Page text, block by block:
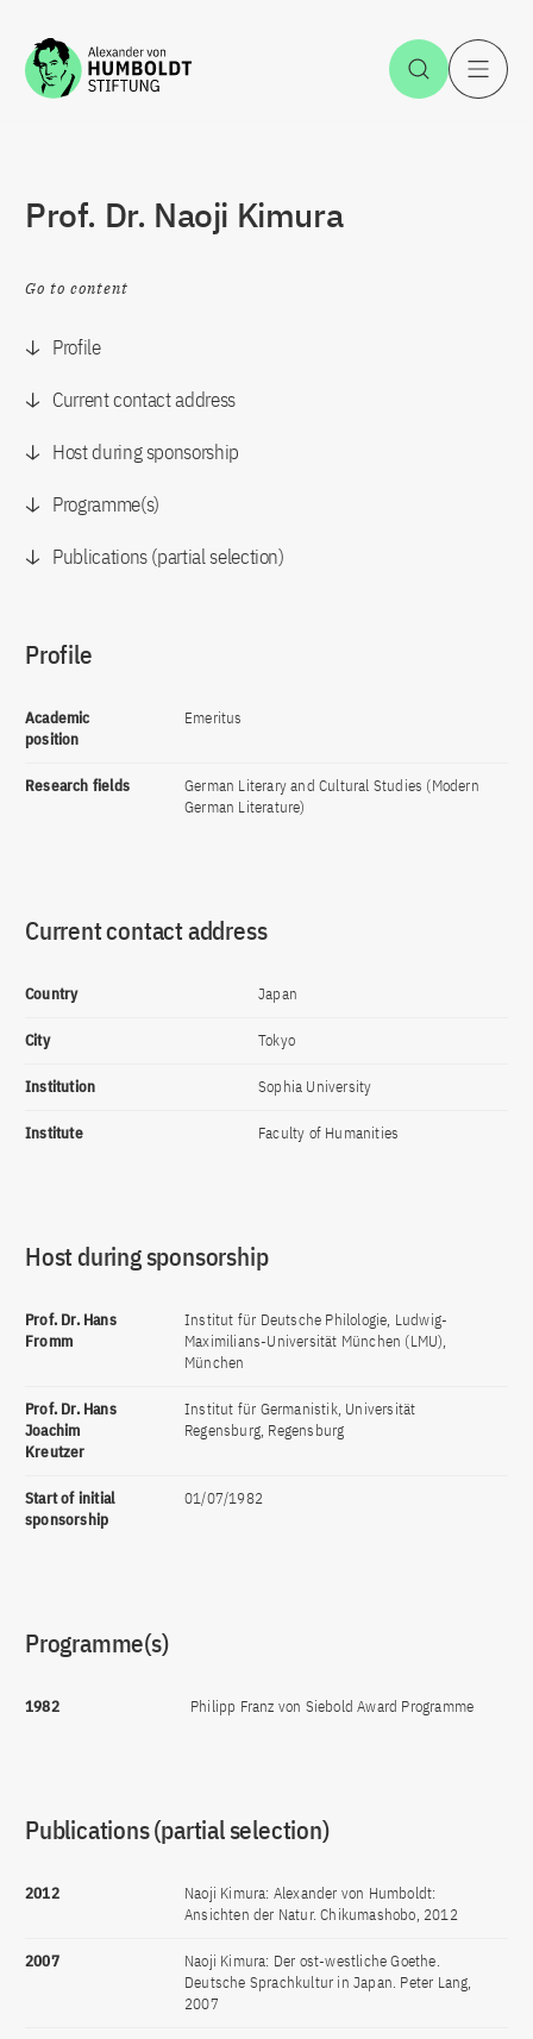
Jump to the content Open
Prof. Dr. Naoji Kimura
Go to content
Profile
Current contact address
Host during sponsorship
Programme(s)
Publications (partial selection)
Profile
Academic
position
Emeritus
Research fields
German Literary and Cultural Studies (Modern
German Literature)
Current contact address
Country Japan
City Tokyo
Institution Sophia University
Institute Faculty of Humanities
Host during sponsorship
Prof. Dr. Hans
Fromm
Institut für Deutsche Philologie, Ludwig-
Maximilians-Universität München (LMU),
München
Prof. Dr. Hans
Joachim
Kreutzer
Institut für Germanistik, Universität
Regensburg, Regensburg
Start of initial
sponsorship
01/07/1982
Programme(s)
1982 Philipp Franz von Siebold Award Programme
Publications (partial selection)
2012
Naoji Kimura: Alexander von Humboldt:
Ansichten der Natur. Chikumashobo, 2012
2007
Naoji Kimura: Der ost-westliche Goethe.
Deutsche Sprachkultur in Japan. Peter Lang,
2007